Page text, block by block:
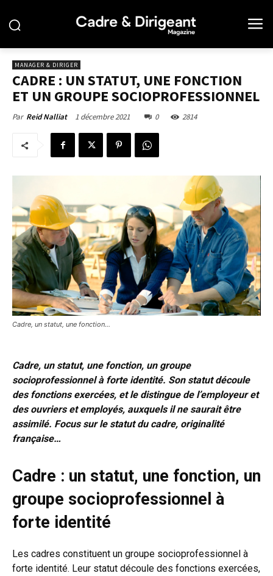
MANAGER & DIRIGER
CADRE : UN STATUT, UNE FONCTION
ET UN GROUPE SOCIOPROFESSIONNEL
Par Reid Nalliat 1 décembre 2021 0 2814
Cadre, un statut, une fonction...
Cadre, un statut, une fonction, un groupe
socioprofessionnel à forte identité. Son statut découle
des fonctions exercées, et le distingue de l’employeur et
des ouvriers et employés, auxquels il ne saurait être
assimilé. Focus sur le statut du cadre, originalité
française…
Cadre : un statut, une fonction, un
groupe socioprofessionnel à
forte identité
Les cadres constituent un groupe socioprofessionnel à
forte identité. Leur statut découle des fonctions exercées,